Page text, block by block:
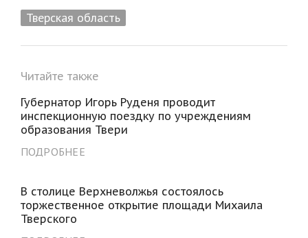
Тверская область
Читайте также
Губернатор Игорь Руденя проводит
инспекционную поездку по учреждениям
образования Твери
ПОДРОБНЕЕ
В столице Верхневолжья состоялось
торжественное открытие площади Михаила
Тверского